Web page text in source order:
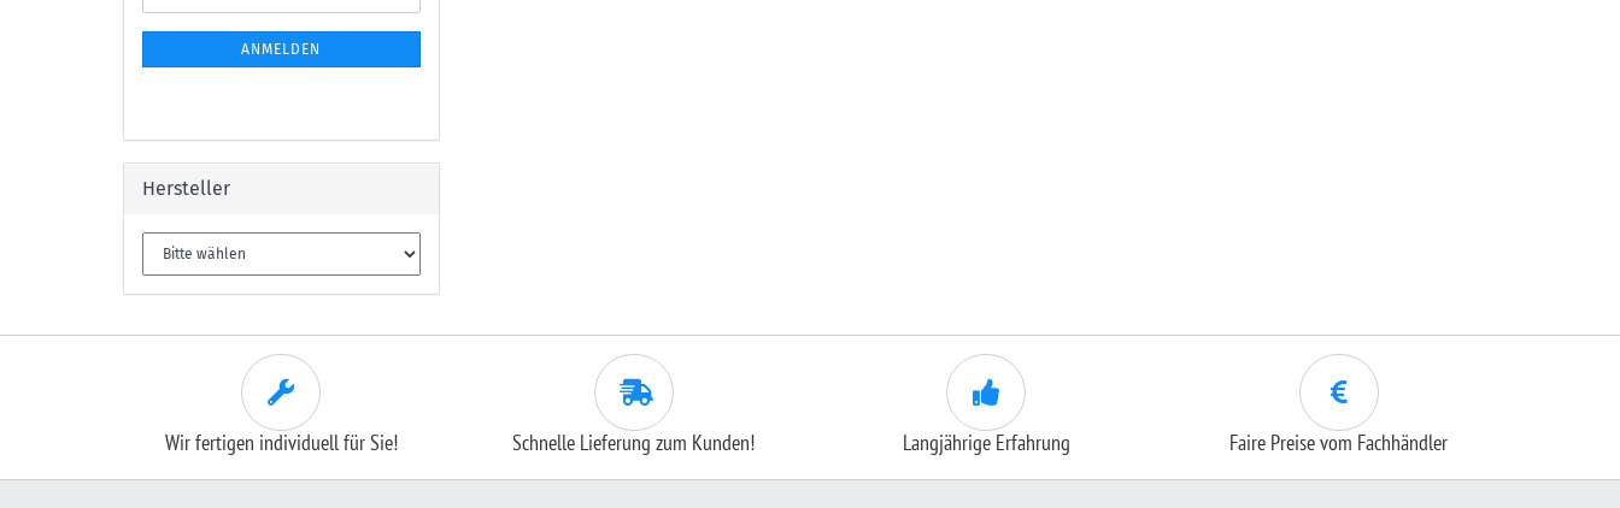
Mail
ANMELDEN
Hersteller
Wir fertigen individuell für Sie! Schnelle Lieferung zum Kunden! Langjährige Erfahrung Faire Preise vom Fachhändler